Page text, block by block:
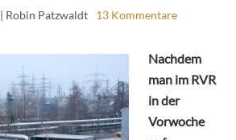
| Robin Patzwaldt 13 Kommentare
Nachdem
man im RVR
in der
Vorwoche